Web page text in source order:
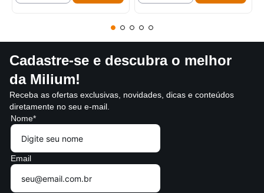
Cadastre-se e descubra o melhor
da Milium!
Receba as ofertas exclusivas, novidades, dicas e conteúdos
diretamente no seu e-mail.
Nome*
Email